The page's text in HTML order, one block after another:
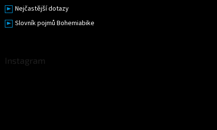
Nejčastější dotazy
Slovník pojmů Bohemiabike
Instagram